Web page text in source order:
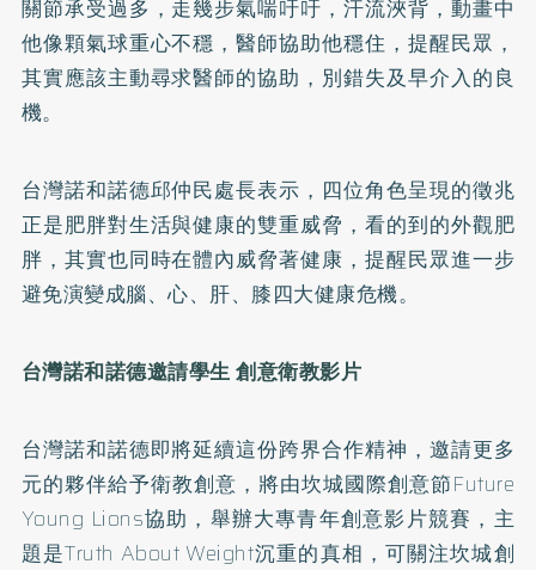
關節承受過多，走幾步氣喘吁吁，汗流浹背，動畫中
他像顆氣球重心不穩，醫師協助他穩住，提醒民眾，
其實應該主動尋求醫師的協助，別錯失及早介入的良
機。
台灣諾和諾德邱仲民處長表示，四位角色呈現的徵兆
正是肥胖對生活與健康的雙重威脅，看的到的外觀肥
胖，其實也同時在體內威脅著健康，提醒民眾進一步
避免演變成腦、心、肝、膝四大健康危機。
台灣諾和諾德邀請學生 創意衛教影片
台灣諾和諾德即將延續這份跨界合作精神，邀請更多
元的夥伴給予衛教創意，將由坎城國際創意節Future
Young Lions協助，舉辦大專青年創意影片競賽，主
題是Truth About Weight沉重的真相，可關注坎城創